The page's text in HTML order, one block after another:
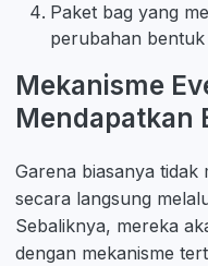
Paket bag yang
perubahan
Mekanisme
Mendapatkan
Garena biasanya
secara langsung
Sebaliknya, mereka
dengan mekanisme